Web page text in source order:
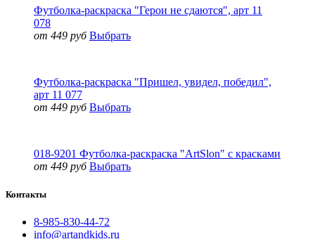
Футболка-раскраска "Герои не сдаются", арт 11
078
от 449 руб Выбрать
Футболка-раскраска "Пришел, увидел, победил",
арт 11 077
от 449 руб Выбрать
018-9201 Футболка-раскраска "ArtSlon" с красками
от 449 руб Выбрать
Контакты
8-985-830-44-72
info@artandkids.ru